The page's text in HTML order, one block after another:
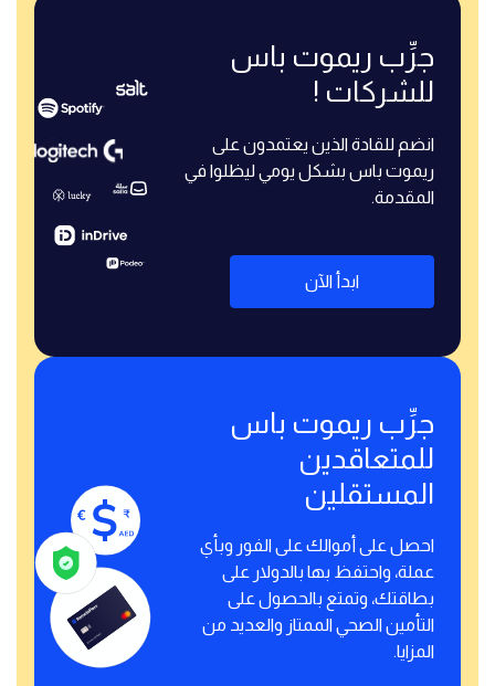
جرِّب ريموت باس
للشركات !
انضم للقادة الذين يعتمدون على
ريموت باس بشكل يومي ليظلوا في
المقدمة.
ابدأ الآن
جرِّب ريموت باس
للمتعاقدين
المستقلين
احصل على أموالك على الفور وبأي
عملة، واحتفظ بها بالدولار على
بطاقتك، وتمتع بالحصول على
التأمين الصحي الممتاز والعديد من
المزايا.